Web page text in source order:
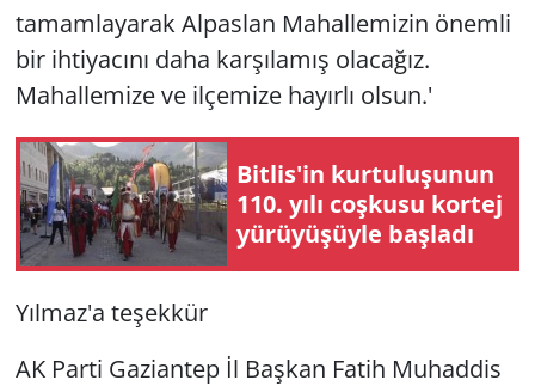
tamamlayarak Alpaslan Mahallemizin önemli
bir ihtiyacını daha karşılamış olacağız.
Mahallemize ve ilçemize hayırlı olsun.'
Bitlis'in kurtuluşunun
110. yılı coşkusu kortej
yürüyüşüyle başladı
Yılmaz'a teşekkür
AK Parti Gaziantep İl Başkan Fatih Muhaddis